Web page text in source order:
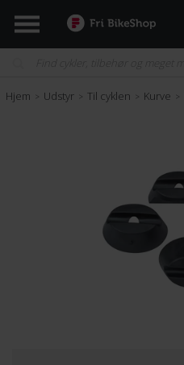
Hjem > Udstyr > Til cyklen > Kurve >